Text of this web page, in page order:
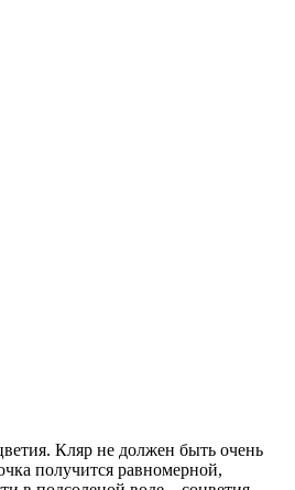
Кляр не должен быть очень
получится равномерной,